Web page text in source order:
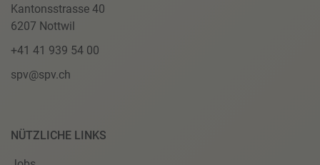
Kantonsstrasse 40
6207 Nottwil
+41 41 939 54 00
spv@spv.ch
NÜTZLICHE LINKS